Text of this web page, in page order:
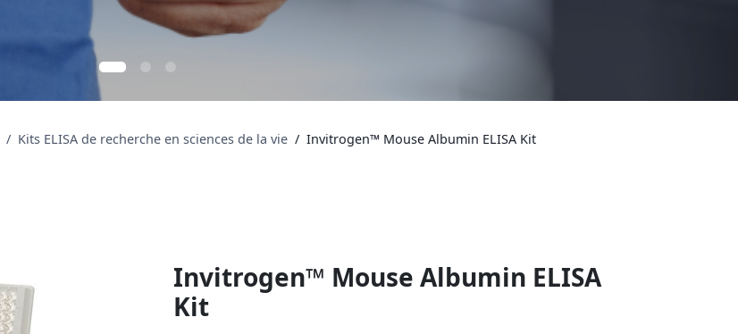
Kits ELISA de recherche en sciences de la vie Invitrogen™ Mouse Albumin ELISA Kit
Invitrogen™ Mouse Albumin ELISA
Kit